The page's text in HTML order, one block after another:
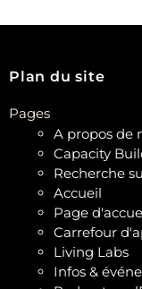
Plan du site
Pages
A propos de
Capacity
Recherche
Accueil
Page
Carrefour
Living Labs
Infos &